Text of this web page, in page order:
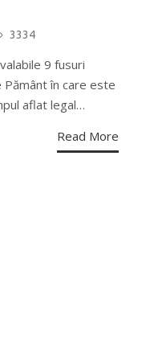
3334
9 fusuri
în care este
aflat legal…
Read More